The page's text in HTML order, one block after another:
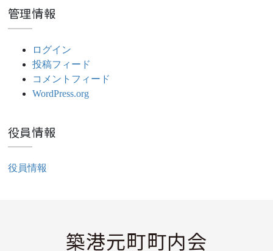
管理情報
ログイン
投稿フィード
コメントフィード
WordPress.org
役員情報
役員情報
築港元町町内会